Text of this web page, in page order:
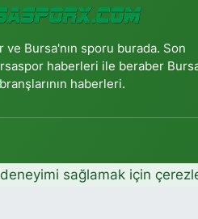
ve Bursa'nın sporu burada. Son
haberleri ile beraber
haberleri.
sağlamak için